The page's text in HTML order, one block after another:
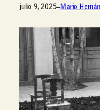
julio 9, 2025– Mario